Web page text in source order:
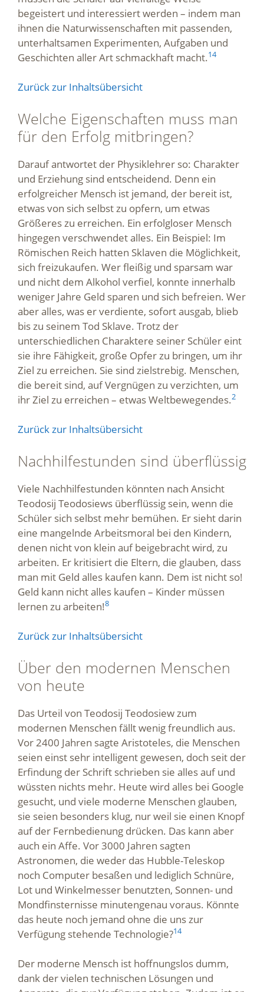
begeistert und interessiert werden – indem man
ihnen die Naturwissenschaften mit passenden,
unterhaltsamen Experimenten, Aufgaben und
Geschichten aller Art schmackhaft macht.14
Zurück zur Inhaltsübersicht
Welche Eigenschaften muss man
für den Erfolg mitbringen?
Darauf antwortet der Physiklehrer so: Charakter
und Erziehung sind entscheidend. Denn ein
erfolgreicher Mensch ist jemand, der bereit ist,
etwas von sich selbst zu opfern, um etwas
Größeres zu erreichen. Ein erfolgloser Mensch
hingegen verschwendet alles. Ein Beispiel: Im
Römischen Reich hatten Sklaven die Möglichkeit,
sich freizukaufen. Wer fleißig und sparsam war
und nicht dem Alkohol verfiel, konnte innerhalb
weniger Jahre Geld sparen und sich befreien. Wer
aber alles, was er verdiente, sofort ausgab, blieb
bis zu seinem Tod Sklave. Trotz der
unterschiedlichen Charaktere seiner Schüler eint
sie ihre Fähigkeit, große Opfer zu bringen, um ihr
Ziel zu erreichen. Sie sind zielstrebig. Menschen,
die bereit sind, auf Vergnügen zu verzichten, um
ihr Ziel zu erreichen – etwas Weltbewegendes.2
Zurück zur Inhaltsübersicht
Nachhilfestunden sind überflüssig
Viele Nachhilfestunden könnten nach Ansicht
Teodosij Teodosiews überflüssig sein, wenn die
Schüler sich selbst mehr bemühen. Er sieht darin
eine mangelnde Arbeitsmoral bei den Kindern,
denen nicht von klein auf beigebracht wird, zu
arbeiten. Er kritisiert die Eltern, die glauben, dass
man mit Geld alles kaufen kann. Dem ist nicht so!
Geld kann nicht alles kaufen – Kinder müssen
lernen zu arbeiten!8
Zurück zur Inhaltsübersicht
Über den modernen Menschen
von heute
Das Urteil von Teodosij Teodosiew zum
modernen Menschen fällt wenig freundlich aus.
Vor 2400 Jahren sagte Aristoteles, die Menschen
seien einst sehr intelligent gewesen, doch seit der
Erfindung der Schrift schrieben sie alles auf und
wüssten nichts mehr. Heute wird alles bei Google
gesucht, und viele moderne Menschen glauben,
sie seien besonders klug, nur weil sie einen Knopf
auf der Fernbedienung drücken. Das kann aber
auch ein Affe. Vor 3000 Jahren sagten
Astronomen, die weder das Hubble-Teleskop
noch Computer besaßen und lediglich Schnüre,
Lot und Winkelmesser benutzten, Sonnen- und
Mondfinsternisse minutengenau voraus. Könnte
das heute noch jemand ohne die uns zur
Verfügung stehende Technologie?14
Der moderne Mensch ist hoffnungslos dumm,
dank der vielen technischen Lösungen und